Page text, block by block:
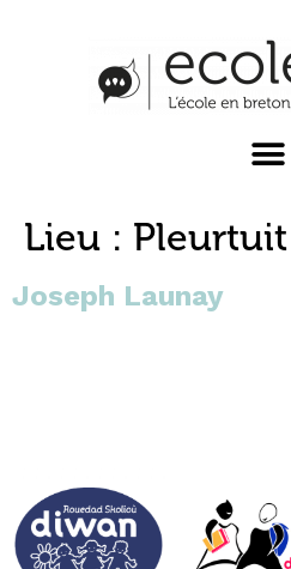
Lieu : Pleurtuit
Joseph Launay